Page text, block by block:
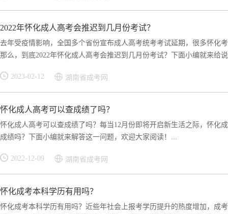
2022年怀化成人高考会推迟到几月份考试？
去年受疫情影响，全国多个省份宣布成人高考统考考试延期，很多怀化
那么，到底2022年怀化成人高考会推迟到几月份考试？下面小编就来给
2023-02-12 湖南省成考网
怀化成人高考可以查成绩了吗？
怀化成人高考可以查成绩了吗？每当12月份即将开启新生活之际，怀化
成绩吗？下面小编就来解答这一问题，欢迎大家阅读！...
2022-12-09 湖南省成考网
怀化成考本科学历有用吗？
怀化成考本科学历有用吗？近些年社会上报考学历提升的热度增加，成